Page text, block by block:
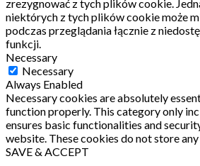
zrezygnować z tych plików cookie.
niektórych z tych plików cookie może
podczas przeglądania łącznie z
funkcji.
Necessary
Necessary
Always Enabled
Necessary cookies are absolutely
function properly. This category only
ensures basic functionalities and
website. These cookies do not store
SAVE & ACCEPT